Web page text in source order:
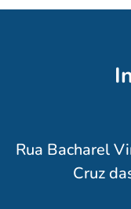
Rua Bacharel
Cruz